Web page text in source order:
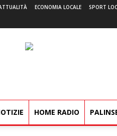
ECONOMIA LOCALE SPORT
HOME RADIO